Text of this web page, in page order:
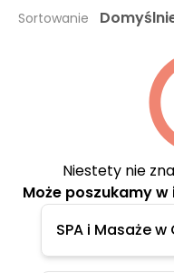
Sortowanie
Niestety nie
Może poszukamy
SPA i Masaże